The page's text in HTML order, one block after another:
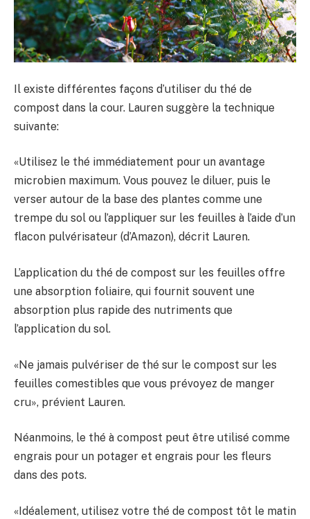
Il existe différentes façons d’utiliser du thé de
compost dans la cour. Lauren suggère la technique
suivante:
«Utilisez le thé immédiatement pour un avantage
microbien maximum. Vous pouvez le diluer, puis le
verser autour de la base des plantes comme une
trempe du sol ou l’appliquer sur les feuilles à l’aide d’un
flacon pulvérisateur (d’Amazon), décrit Lauren.
L’application du thé de compost sur les feuilles offre
une absorption foliaire, qui fournit souvent une
absorption plus rapide des nutriments que
l’application du sol.
«Ne jamais pulvériser de thé sur le compost sur les
feuilles comestibles que vous prévoyez de manger
cru», prévient Lauren.
Néanmoins, le thé à compost peut être utilisé comme
engrais pour un potager et engrais pour les fleurs
dans des pots.
«Idéalement, utilisez votre thé de compost tôt le matin